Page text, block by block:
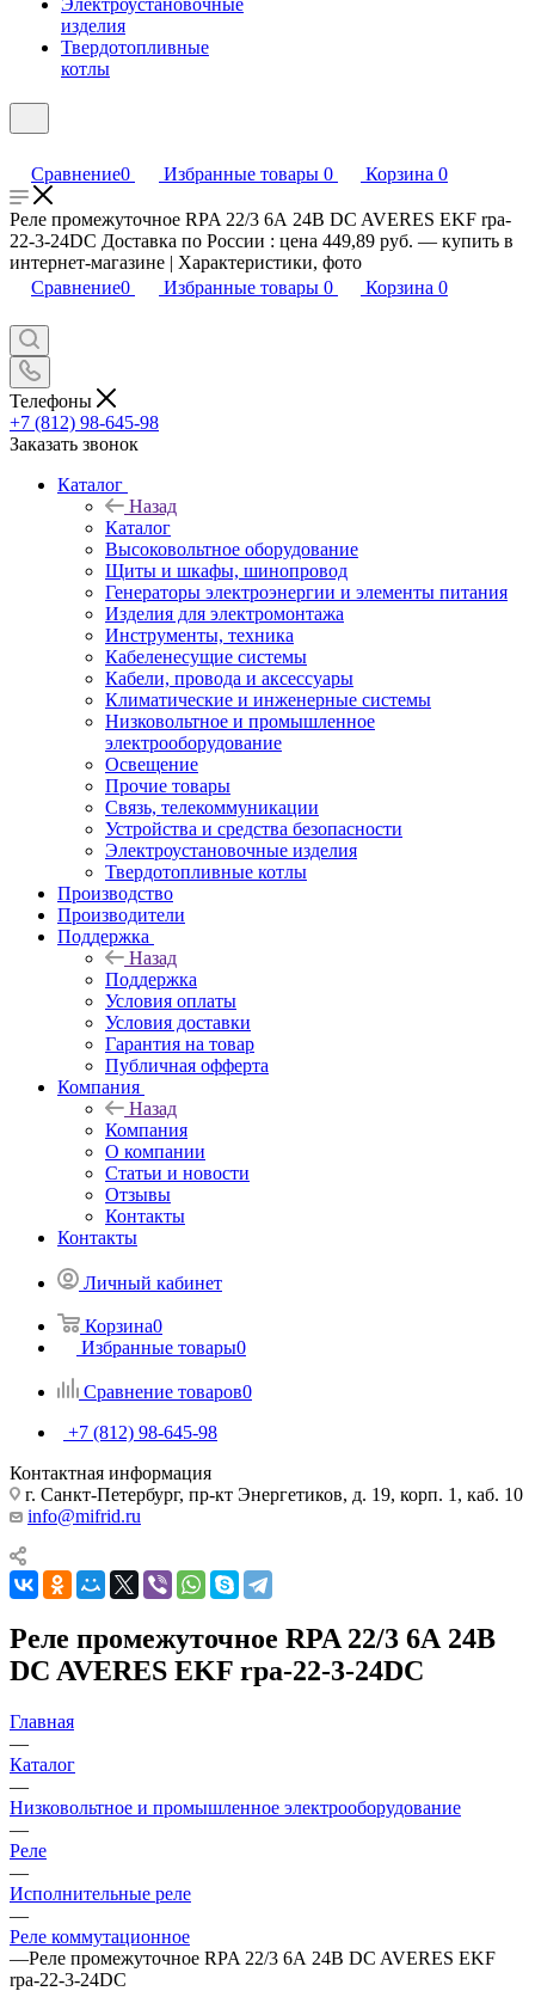
Электроустановочные
изделия
Твердотопливные
котлы
Сравнение0 Избранные товары 0 Корзина 0
Реле промежуточное RPA 22/3 6А 24В DC AVERES EKF rpa-
22-3-24DC Доставка по России : цена 449,89 руб. — купить в
интернет-магазине | Характеристики, фото
Сравнение0 Избранные товары 0 Корзина 0
Телефоны
+7 (812) 98-645-98
Заказать звонок
Каталог
Назад
Каталог
Высоковольтное оборудование
Щиты и шкафы, шинопровод
Генераторы электроэнергии и элементы питания
Изделия для электромонтажа
Инструменты, техника
Кабеленесущие системы
Кабели, провода и аксессуары
Климатические и инженерные системы
Низковольтное и промышленное
электрооборудование
Освещение
Прочие товары
Связь, телекоммуникации
Устройства и средства безопасности
Электроустановочные изделия
Твердотопливные котлы
Производство
Производители
Поддержка
Назад
Поддержка
Условия оплаты
Условия доставки
Гарантия на товар
Публичная офферта
Компания
Назад
Компания
О компании
Статьи и новости
Отзывы
Контакты
Контакты
Личный кабинет
Корзина0
Избранные товары0
Сравнение товаров0
+7 (812) 98-645-98
Контактная информация
г. Санкт-Петербург, пр-кт Энергетиков, д. 19, корп. 1, каб. 10
info@mifrid.ru
Реле промежуточное RPA 22/3 6А 24В
DC AVERES EKF rpa-22-3-24DC
Главная
—
Каталог
—
Низковольтное и промышленное электрооборудование
—
Реле
—
Исполнительные реле
—
Реле коммутационное
—Реле промежуточное RPA 22/3 6А 24В DC AVERES EKF
rpa-22-3-24DC